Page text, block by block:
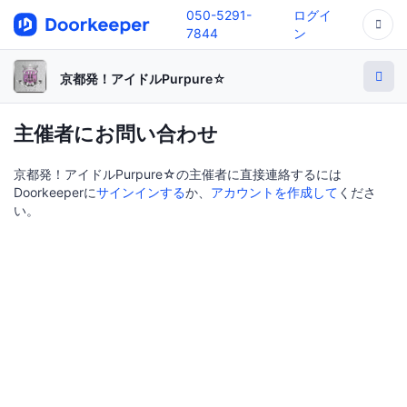
050-5291-
7844
ログイ
ン
京都発！アイドルPurpure☆
主催者にお問い合わせ
京都発！アイドルPurpure☆の主催者に直接連絡するには
Doorkeeperにサインインするか、 アカウントを作成して くださ
い。